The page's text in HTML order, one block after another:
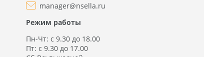
manager@nsella.ru
Режим работы
Пн-Чт: с 9.30 до 18.00
Пт: с 9.30 до 17.00